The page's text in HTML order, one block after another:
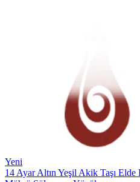
Yeni
14 Ayar Altın Yeşil Akik Taşı Elde